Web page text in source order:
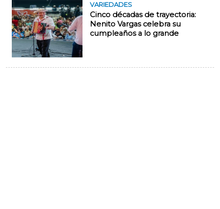
VARIEDADES
Cinco décadas de trayectoria:
Nenito Vargas celebra su
cumpleaños a lo grande